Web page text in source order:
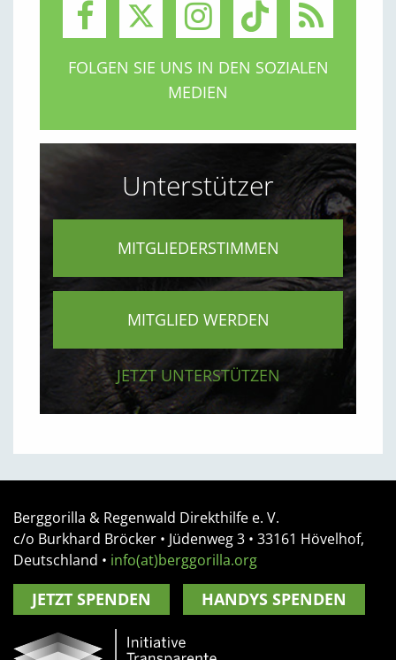
FOLGEN SIE UNS IN DEN SOZIALEN
MEDIEN
Unterstützer
MITGLIEDERSTIMMEN
MITGLIED WERDEN
JETZT UNTERSTÜTZEN
Berggorilla & Regenwald Direkthilfe e. V.
c/o Burkhard Bröcker • Jüdenweg 3 • 33161 Hövelhof,
Deutschland • info(at)berggorilla.org
JETZT SPENDEN HANDYS SPENDEN